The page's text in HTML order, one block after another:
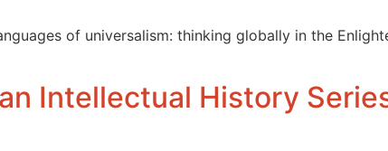
of universalism: thinking globally in the
Intellectual History